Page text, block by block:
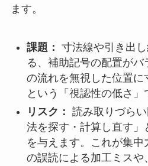
ます。
課題： 寸法線や引き出
る、補助記号の配置が
の流れを無視した位置に
という「視認性の低さ」
リスク： 読み取りづら
法を探す・計算し直す」
を与えます。これが集
の誤読による加工ミスや